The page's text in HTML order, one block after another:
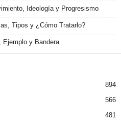
Ideología y Progresismo
Tipos y ¿Cómo Tratarlo?
Ejemplo y Bandera
894
566
481